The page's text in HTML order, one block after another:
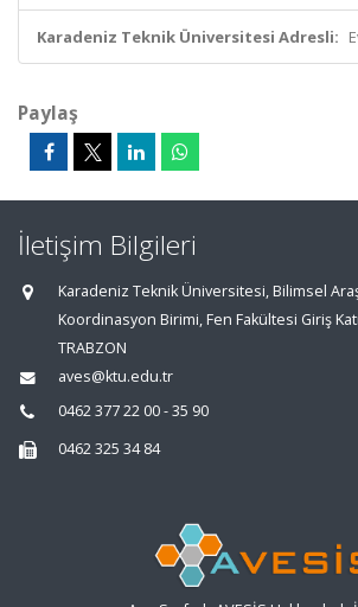
Karadeniz Teknik Üniversitesi Adresli:
Paylaş
İletişim Bilgileri
Karadeniz Teknik Üniversitesi, Bilimsel
Koordinasyon Birimi, Fen Fakültesi Giriş
TRABZON
aves@ktu.edu.tr
0462 377 22 00 - 35 90
0462 325 34 84